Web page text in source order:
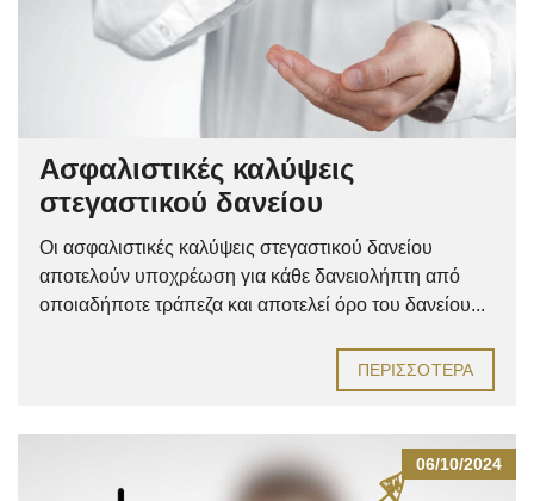
Ασφαλιστικές καλύψεις
στεγαστικού δανείου
Οι ασφαλιστικές καλύψεις στεγαστικού δανείου
αποτελούν υποχρέωση για κάθε δανειολήπτη από
οποιαδήποτε τράπεζα και αποτελεί όρο του δανείου...
ΠΕΡΙΣΣΌΤΕΡΑ
06/10/2024